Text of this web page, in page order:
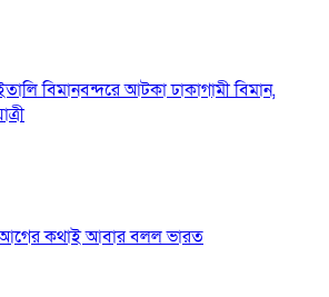
বিমানবন্দরে আটকা ঢাকাগামী বিমান,
আগের কথাই আবার বলল ভারত